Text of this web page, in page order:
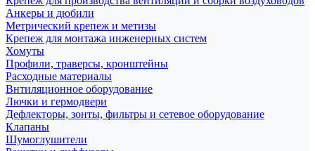
Анкеры и дюбили
Метрический крепеж и метизы
Крепеж для монтажа инженерных систем
Хомуты
Профили, траверсы, кронштейны
Расходные материалы
Внтиляционное оборудование
Лючки и гермодвери
Дефлекторы, зонты, фильтры и сетевое оборудование
Клапаны
Шумоглушители